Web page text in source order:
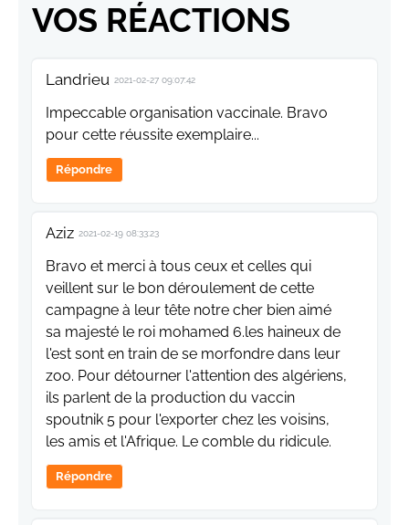
VOS RÉACTIONS
Landrieu 2021-02-27 09:07:42
Impeccable organisation vaccinale. Bravo
pour cette réussite exemplaire...
Répondre
Aziz 2021-02-19 08:33:23
Bravo et merci à tous ceux et celles qui
veillent sur le bon déroulement de cette
campagne à leur tête notre cher bien aimé
sa majesté le roi mohamed 6.les haineux de
l'est sont en train de se morfondre dans leur
zoo. Pour détourner l'attention des algériens,
ils parlent de la production du vaccin
spoutnik 5 pour l'exporter chez les voisins,
les amis et l'Afrique. Le comble du ridicule.
Répondre